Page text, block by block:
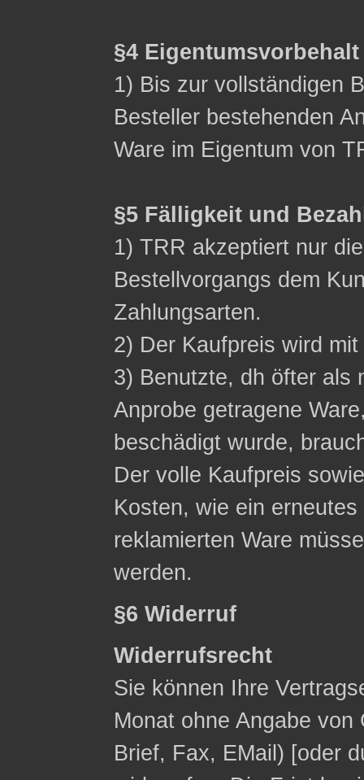
§4 Eigentumsvorbehalt
1) Bis zur vollständigen
Besteller bestehenden
Ware im Eigentum von
§5 Fälligkeit und
1) TRR akzeptiert nur
Bestellvorgangs dem
Zahlungsarten.
2) Der Kaufpreis wird
3) Benutzte, dh öfter als
Anprobe getragene
beschädigt wurde,
Der volle Kaufpreis
Kosten, wie ein
reklamierten Ware
werden.
§6 Widerruf
Widerrufsrecht
Sie können Ihre
Monat ohne Angabe
Brief, Fax, E­Mail) [oder